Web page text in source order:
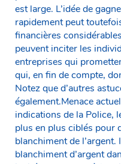
est large. L’idée de
rapidement peut
financières
peuvent inciter les
entreprises qui
qui, en fin de compte,
Notez que d’autres
également.Menace
indications de la Police,
plus en plus ciblés pour
blanchiment de l’argent.
blanchiment d’argent